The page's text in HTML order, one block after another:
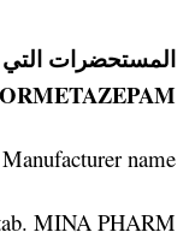
المستحضرات
name
MINA PHARM